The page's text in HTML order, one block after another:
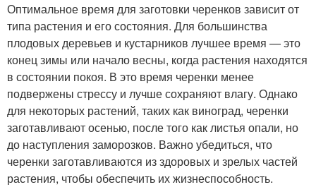
Оптимальное время для заготовки черенков зависит от
типа растения и его состояния. Для большинства
плодовых деревьев и кустарников лучшее время — это
конец зимы или начало весны, когда растения находятся
в состоянии покоя. В это время черенки менее
подвержены стрессу и лучше сохраняют влагу. Однако
для некоторых растений, таких как виноград, черенки
заготавливают осенью, после того как листья опали, но
до наступления заморозков. Важно убедиться, что
черенки заготавливаются из здоровых и зрелых частей
растения, чтобы обеспечить их жизнеспособность.